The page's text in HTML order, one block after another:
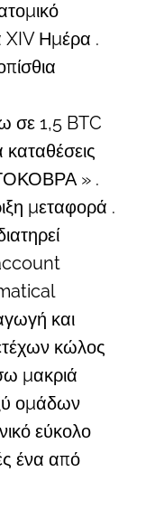
XIV Ημέρα .
σε 1,5 BTC
» .
μεταφορά .
και
κώλος
μακριά
ομάδων
εύκολο
ένα από